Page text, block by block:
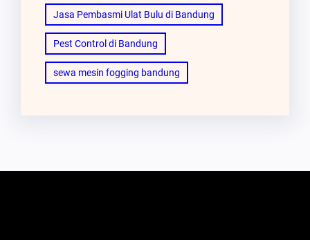
Jasa Pembasmi Ulat Bulu di Bandung
Pest Control di Bandung
sewa mesin fogging bandung